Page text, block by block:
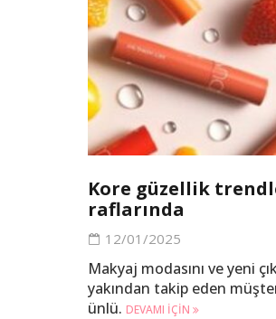
Kore güzellik
raflarında
12/01/2025
Makyaj modasını ve yeni
yakından takip eden
ünlü. DEVAMI IÇIN